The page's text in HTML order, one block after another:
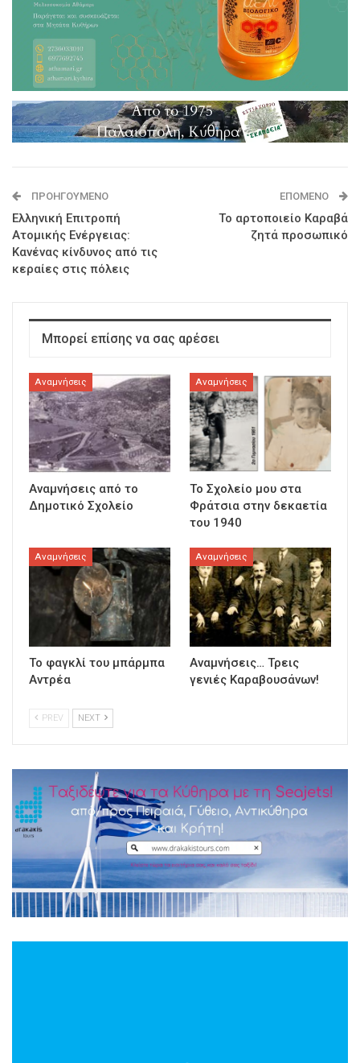
ΠΡΟΗΓΟΎΜΕΝΟ
Ελληνική Επιτροπή
Ατομικής Ενέργειας:
Κανένας κίνδυνος από τις
κεραίες στις πόλεις
ΕΠΌΜΕΝΟ
Το αρτοποιείο Καραβά
ζητά προσωπικό
Μπορεί επίσης να σας αρέσει
Αναμνήσεις
Αναμνήσεις από το
Δημοτικό Σχολείο
Αναμνήσεις
Το Σχολείο μου στα
Φράτσια στην δεκαετία
του 1940
Αναμνήσεις
Το φαγκλί του μπάρμπα
Αντρέα
Αναμνήσεις
Αναμνήσεις… Τρεις
γενιές Καραβουσάνων!
PREV NEXT